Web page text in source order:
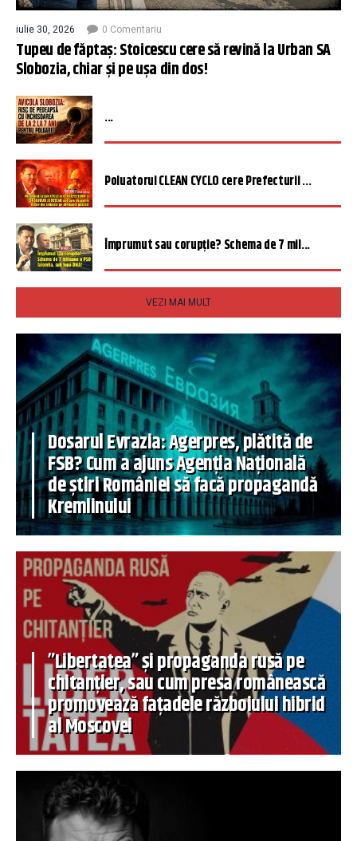
iulie 30, 2026 0 Comentariu
Tupeu de făptaș: Stoicescu cere să revină la Urban SA
Slobozia, chiar și pe ușa din dos!
...
Poluatorul CLEAN CYCLO cere Prefecturii ...
Împrumut sau corupție? Schema de 7 mil...
VEZI MAI MULT
Dosarul Evrazia: Agerpres, plătită de
FSB? Cum a ajuns Agenția Națională
de știri României să facă propagandă
Kremlinului
”Libertatea” și propaganda rusă pe
chitanțier, sau cum presa românească
promovează fațadele războiului hibrid
al Moscovei